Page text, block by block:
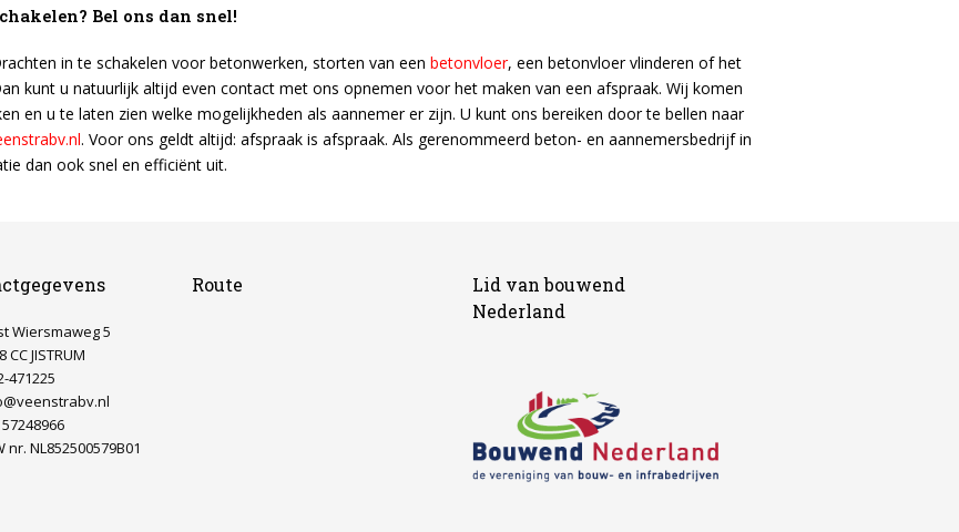
Bel ons dan snel!
in te schakelen voor betonwerken, storten van een betonvloer, een betonvloer vlinderen of het
kunt u natuurlijk altijd even contact met ons opnemen voor het maken van een afspraak. Wij komen
en u te laten zien welke mogelijkheden als aannemer er zijn. U kunt ons bereiken door te bellen naar
. Voor ons geldt altijd: afspraak is afspraak. Als gerenommeerd beton- en aannemersbedrijf in
dan ook snel en efficiënt uit.
Wiersmaweg 5
CC JISTRUM
471225
nr. NL852500579B01
Route
Lid van bouwend
Nederland